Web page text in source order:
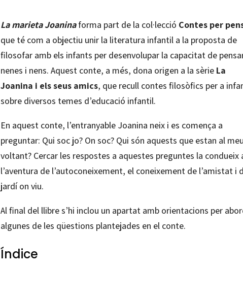
La marieta Joaninaforma part de la col·lecció Contes per
que té com a objectiu unir la literatura infantil a la proposta de
filosofar amb els infants per desenvolupar la capacitat de
nenes i nens. Aquest conte, a més, dona origen a la sèrie La
Joanina i els seus amics, que recull contes filosòfics per a
sobre diversos temes d’educació infantil.
En aquest conte, l’entranyable Joanina neix i es comença a
preguntar: Qui soc jo? On soc? Qui són aquests que estan al
voltant? Cercar les respostes a aquestes preguntes la condueix
l’aventura de l’autoconeixement, el coneixement de l’amistat i
jardí on viu.
Al final del llibre s’hi inclou un apartat amb orientacions per
algunes de les qüestions plantejades en el conte.
Índice